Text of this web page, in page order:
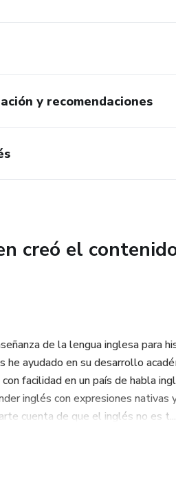
y recomendaciones
creó el
de la lengua inglesa para
ayudado en su desarrollo
facilidad en un país de habla
inglés con expresiones nativas
cuenta de que el inglés no es t...